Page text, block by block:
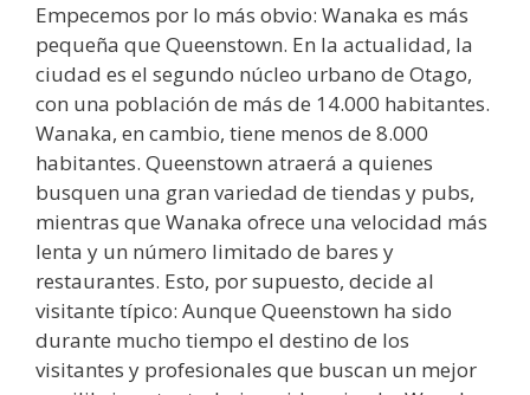
Empecemos por lo más obvio: Wanaka es más
pequeña que Queenstown. En la actualidad, la
ciudad es el segundo núcleo urbano de Otago,
con una población de más de 14.000 habitantes.
Wanaka, en cambio, tiene menos de 8.000
habitantes. Queenstown atraerá a quienes
busquen una gran variedad de tiendas y pubs,
mientras que Wanaka ofrece una velocidad más
lenta y un número limitado de bares y
restaurantes. Esto, por supuesto, decide al
visitante típico: Aunque Queenstown ha sido
durante mucho tiempo el destino de los
visitantes y profesionales que buscan un mejor